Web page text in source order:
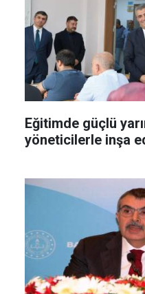
Eğitimde güçlü
yöneticilerle inşa